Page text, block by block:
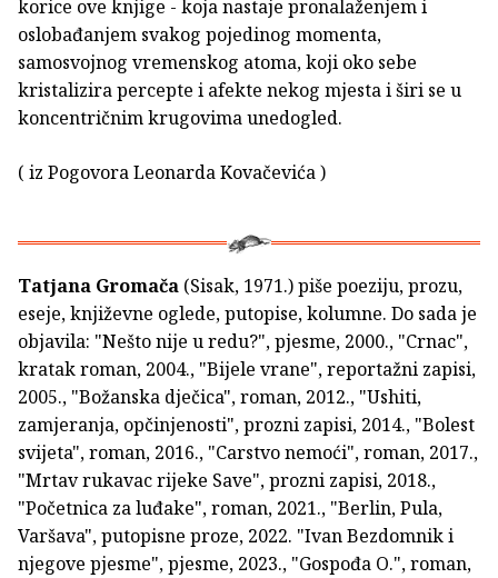
korice ove knjige - koja nastaje pronalaženjem i
oslobađanjem svakog pojedinog momenta,
samosvojnog vremenskog atoma, koji oko sebe
kristalizira percepte i afekte nekog mjesta i širi se u
koncentričnim krugovima unedogled.
( iz Pogovora Leonarda Kovačevića )
Tatjana Gromača (Sisak, 1971.) piše poeziju, prozu,
eseje, književne oglede, putopise, kolumne. Do sada je
objavila: "Nešto nije u redu?", pjesme, 2000., "Crnac",
kratak roman, 2004., "Bijele vrane", reportažni zapisi,
2005., "Božanska dječica", roman, 2012., "Ushiti,
zamjeranja, opčinjenosti", prozni zapisi, 2014., "Bolest
svijeta", roman, 2016., "Carstvo nemoći", roman, 2017.,
"Mrtav rukavac rijeke Save", prozni zapisi, 2018.,
"Početnica za luđake", roman, 2021., "Berlin, Pula,
Varšava", putopisne proze, 2022. "Ivan Bezdomnik i
njegove pjesme", pjesme, 2023., "Gospođa O.", roman,